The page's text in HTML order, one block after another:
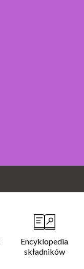
Encyklopedia
składników